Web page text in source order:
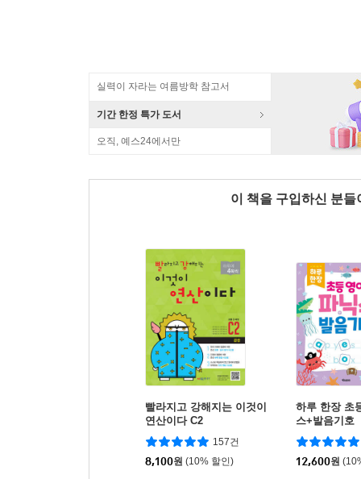
실력이 자라는 여름방학 참고서
기간 한정 특가 도서
오직, 예스24에서만
이 책을 구입하신 분
빨라지고 강해지는 이것이
연산이다 C2
157건
8,100원 (10% 할인)
하루 한장 초
스+발음기호
12,600원